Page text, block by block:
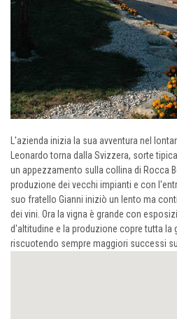
L'azienda inizia la sua avventura nel
Leonardo torna dalla Svizzera, sorte
un appezzamento sulla collina di Rocca
produzione dei vecchi impianti e con
suo fratello Gianni iniziò un lento ma
dei vini. Ora la vigna è grande con
d'altitudine e la produzione copre tutta la
riscuotendo sempre maggiori successi